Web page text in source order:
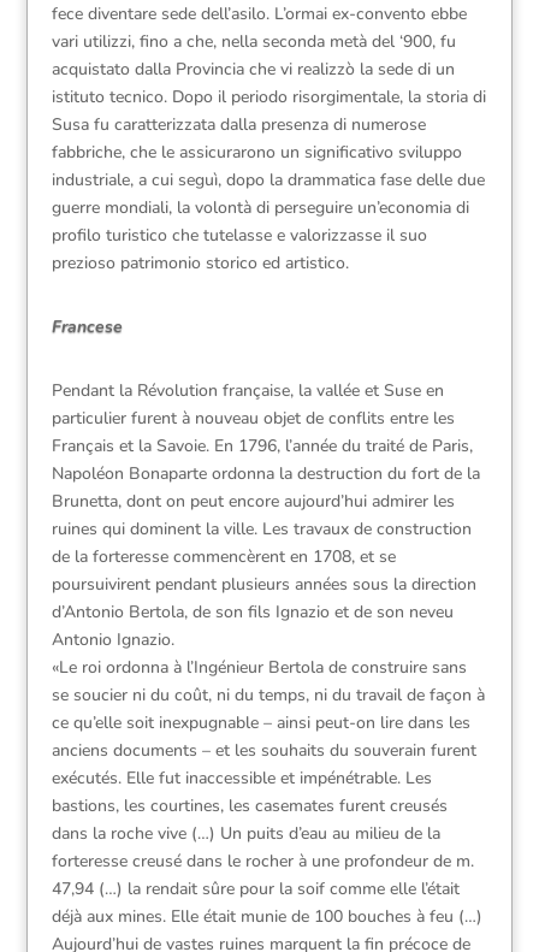
fece diventare sede dell’asilo. L’ormai ex-convento ebbe
vari utilizzi, fino a che, nella seconda metà del ‘900, fu
acquistato dalla Provincia che vi realizzò la sede di un
istituto tecnico. Dopo il periodo risorgimentale, la storia di
Susa fu caratterizzata dalla presenza di numerose
fabbriche, che le assicurarono un significativo sviluppo
industriale, a cui seguì, dopo la drammatica fase delle due
guerre mondiali, la volontà di perseguire un’economia di
profilo turistico che tutelasse e valorizzasse il suo
prezioso patrimonio storico ed artistico.
Francese
Pendant la Révolution française, la vallée et Suse en
particulier furent à nouveau objet de conflits entre les
Français et la Savoie. En 1796, l’année du traité de Paris,
Napoléon Bonaparte ordonna la destruction du fort de la
Brunetta, dont on peut encore aujourd’hui admirer les
ruines qui dominent la ville. Les travaux de construction
de la forteresse commencèrent en 1708, et se
poursuivirent pendant plusieurs années sous la direction
d’Antonio Bertola, de son fils Ignazio et de son neveu
Antonio Ignazio.
«Le roi ordonna à l’Ingénieur Bertola de construire sans
se soucier ni du coût, ni du temps, ni du travail de façon à
ce qu’elle soit inexpugnable – ainsi peut-on lire dans les
anciens documents – et les souhaits du souverain furent
exécutés. Elle fut inaccessible et impénétrable. Les
bastions, les courtines, les casemates furent creusés
dans la roche vive (…) Un puits d’eau au milieu de la
forteresse creusé dans le rocher à une profondeur de m.
47,94 (…) la rendait sûre pour la soif comme elle l’était
déjà aux mines. Elle était munie de 100 bouches à feu (…)
Aujourd’hui de vastes ruines marquent la fin précoce de